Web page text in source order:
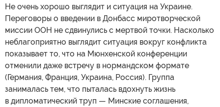
Не очень хорошо выглядит и ситуация на Украине.
Переговоры о введении в Донбасс миротворческой
миссии ООН не сдвинулись с мертвой точки. Насколько
неблагоприятно выглядит ситуация вокруг конфликта
показывает то, что на Мюнхенской конференции
отменили даже встречу в нормандском формате
(Германия, Франция, Украина, Россия). Группа
занималась тем, что пыталась вдохнуть жизнь
в дипломатический труп — Минские соглашения,